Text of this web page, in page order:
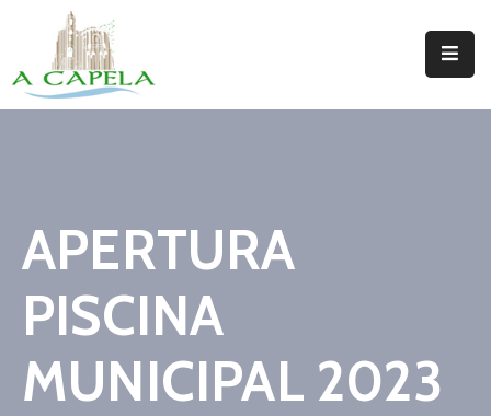
Inicio
Servizos
Turismo
Directorio
Trámites
APERTURA
PISCINA
MUNICIPAL 2023